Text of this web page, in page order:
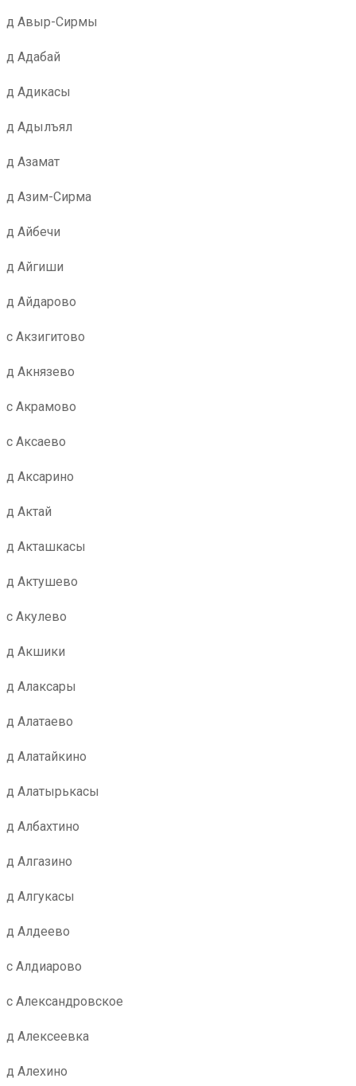
д Авыр-Сирмы
д Адабай
д Адикасы
д Адылъял
д Азамат
д Азим-Сирма
д Айбечи
д Айгиши
д Айдарово
с Акзигитово
д Акнязево
с Акрамово
с Аксаево
д Аксарино
д Актай
д Акташкасы
д Актушево
с Акулево
д Акшики
д Алаксары
д Алатаево
д Алатайкино
д Алатырькасы
д Албахтино
д Алгазино
д Алгукасы
д Алдеево
с Алдиарово
с Александровское
д Алексеевка
д Алехино